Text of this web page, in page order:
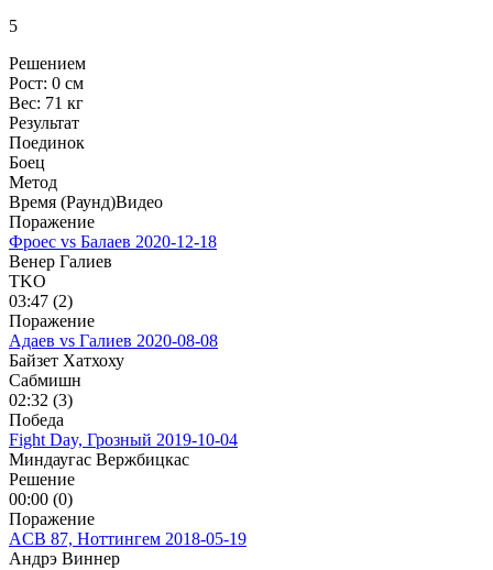
5
Решением
Рост: 0 см
Вес: 71 кг
Результат
Поединок
Боец
Метод
Время (Раунд)Видео
Поражение
Фроес vs Балаев 2020-12-18
Венер Галиев
TKO
03:47 (2)
Поражение
Адаев vs Галиев 2020-08-08
Байзет Хатхоху
Сабмишн
02:32 (3)
Победа
Fight Day, Грозный 2019-10-04
Миндаугас Вержбицкас
Решение
00:00 (0)
Поражение
ACB 87, Ноттингем 2018-05-19
Андрэ Виннер